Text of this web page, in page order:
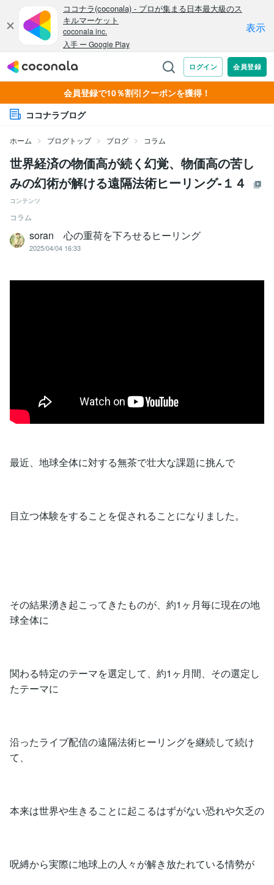
会員登録で10％割引クーポンを獲得！
ココナラブログ
ホーム ブログトップ ブログ コラム
世界経済の物価高が続く幻覚、物価高の苦し
みの幻術が解ける遠隔法術ヒーリング-１４
コンテンツ
コラム
soran 心の重荷を下ろせるヒーリング
2025/04/04 16:33
最近、地球全体に対する無茶で壮大な課題に挑んで
目立つ体験をすることを促されることになりました。
その結果湧き起こってきたものが、約1ヶ月毎に現在の地
球全体に
関わる特定のテーマを選定して、約1ヶ月間、その選定し
たテーマに
沿ったライブ配信の遠隔法術ヒーリングを継続して続け
て、
本来は世界や生きることに起こるはずがない恐れや欠乏の
呪縛から実際に地球上の人々が解き放たれている情勢が